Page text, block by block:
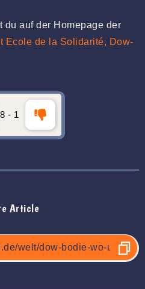
du auf der Homepage der
Ecole de la Solidarité, Dow-
8 - 1
Article